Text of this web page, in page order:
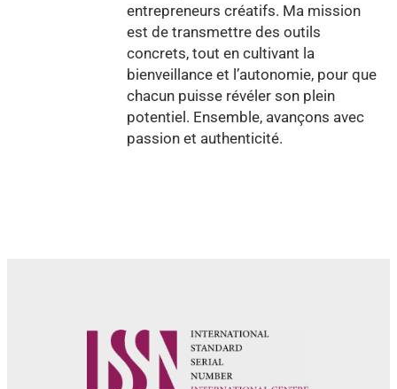
entrepreneurs créatifs. Ma mission
est de transmettre des outils
concrets, tout en cultivant la
bienveillance et l’autonomie, pour que
chacun puisse révéler son plein
potentiel. Ensemble, avançons avec
passion et authenticité.